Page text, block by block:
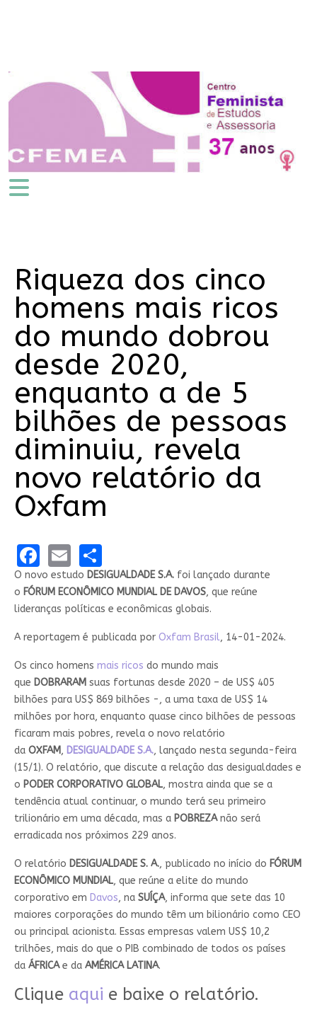
Riqueza dos cinco
homens mais ricos
do mundo dobrou
desde 2020,
enquanto a de 5
bilhões de pessoas
diminuiu, revela
novo relatório da
Oxfam
Facebook
EmailShare
O novo estudo DESIGUALDADE S.A.foi lançado durante
o FÓRUM ECONÔMICO MUNDIAL DE DAVOS, que reúne
lideranças políticas e econômicas globais.
A reportagem é publicada por Oxfam Brasil, 14-01-2024.
Os cinco homens mais ricos do mundo mais
que DOBRARAM suas fortunas desde 2020 – de US$ 405
bilhões para US$ 869 bilhões -, a uma taxa de US$ 14
milhões por hora, enquanto quase cinco bilhões de pessoas
ficaram mais pobres, revela o novo relatório
da OXFAM, DESIGUALDADE S.A., lançado nesta segunda-feira
(15/1). O relatório, que discute a relação das desigualdades e
o PODER CORPORATIVO GLOBAL, mostra ainda que se a
tendência atual continuar, o mundo terá seu primeiro
trilionário em uma década, mas a POBREZAnão será
erradicada nos próximos 229 anos.
O relatório DESIGUALDADE S. A., publicado no início do FÓRUM
ECONÔMICO MUNDIAL, que reúne a elite do mundo
corporativo em Davos, na SUÍÇA, informa que sete das 10
maiores corporações do mundo têm um bilionário como CEO
ou principal acionista. Essas empresas valem US$ 10,2
trilhões, mais do que o PIB combinado de todos os países
da ÁFRICAe da AMÉRICA LATINA.
Clique aqui e baixe o relatório.